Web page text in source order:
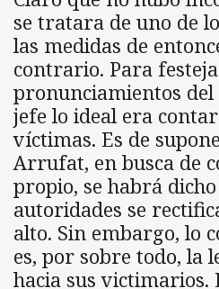
se tratara de uno de
las medidas de
contrario. Para
pronunciamientos
jefe lo ideal era
víctimas. Es de
Arrufat, en busca de
propio, se habrá
autoridades se
alto. Sin embargo, lo
es, por sobre todo, la
hacia sus victimarios.